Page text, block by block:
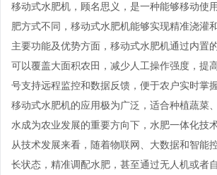
移动式水肥机，顾名思义，是一种能够移动使
肥方式不同，移动式水肥机能够实现精准浇灌
主要功能及优势方面，移动式水肥机通过内置
可以覆盖大面积农田，减少人工操作强度，提
号支持远程监控和数据反馈，便于农户实时掌
移动式水肥机的应用极为广泛，适合种植蔬菜
水成为农业发展的重要方向下，水肥一体化技
从技术发展来看，随着物联网、大数据和智能
长状态，精准调配水肥，甚至通过无人机或者